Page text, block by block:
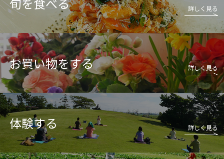
詳しく見る
詳しく見る
お買い物をする 詳しく見る
体験する 詳しく見る